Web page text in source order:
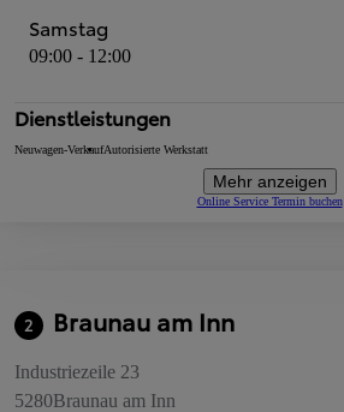
Samstag
09:00 - 12:00
Dienstleistungen
Neuwagen-VerkaufAutorisierte Werkstatt
Mehr anzeigen
Online Service Termin buchen
2 Braunau am Inn
Industriezeile 23
5280Braunau am Inn